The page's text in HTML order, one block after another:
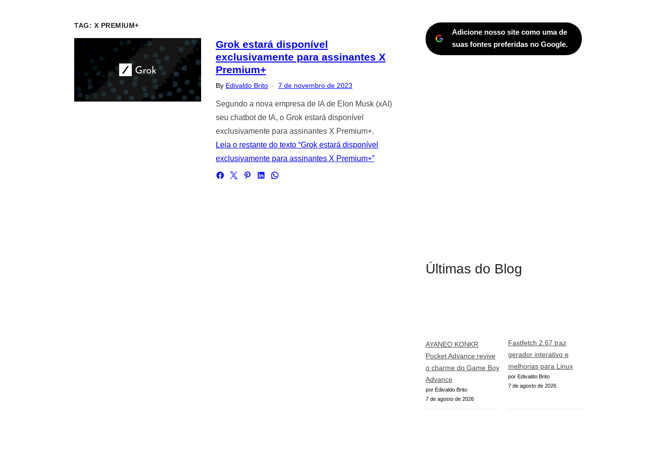
TAG: X PREMIUM+
Grok estará disponível
exclusivamente para assinantes X
Premium+
By Edivaldo Brito
Posted
7 de novembro de 2023
Segundo a nova empresa de IA de Elon Musk (xAI)
seu chatbot de IA, o Grok estará disponível
exclusivamente para assinantes X Premium+.
Leia o restante do texto “Grok estará disponível
exclusivamente para assinantes X Premium+”
Adicione nosso site como uma de
suas fontes preferidas no Google.
Últimas do Blog
AYANEO KONKR
Pocket Advance revive
o charme do Game Boy
Advance
por Edivaldo Brito
7 de agosto de 2026
Fastfetch 2.67 traz
gerador interativo e
melhorias para Linux
por Edivaldo Brito
7 de agosto de 2026